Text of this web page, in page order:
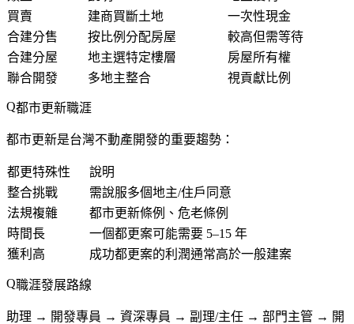
買賣
建商買斷土地
一次性現金
合建分售
按比例分配房屋
較高但需等待
合建分屋
地主選特定樓層
房屋所有權
聯合開發
多地主整合 視貢獻比例
都市更新職涯
都市更新是台灣不動產開發的重要趨勢：
都更特殊性
說明
整合挑戰
需說服多個地主/住戶同意
法規複雜
都市更新條例、危老條例
時間長
一個都更案可能需要 5–15 年
獲利高
成功都更案的利潤通常高於一般建案
職涯發展路線
助理 → 開發專員 → 資深專員 → 副理/主任 → 部門主管 → 開